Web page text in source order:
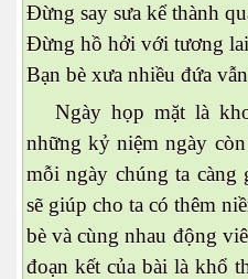
Đừng say sưa kể thành
Đừng hồ hởi với tương
Bạn bè xưa nhiều đứa
Ngày họp mặt là
những kỷ niệm ngày
mỗi ngày chúng ta
sẽ giúp cho ta có thêm
bè và cùng nhau động
đoạn kết của bài là khổ